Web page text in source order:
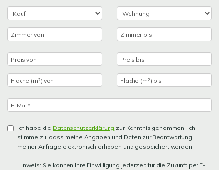
Ich habe die Datenschutzerklärung zur Kenntnis genommen. Ich
stimme zu, dass meine Angaben und Daten zur Beantwortung
meiner Anfrage elektronisch erhoben und gespeichert werden.
Hinweis: Sie können Ihre Einwilligung jederzeit für die Zukunft per E-